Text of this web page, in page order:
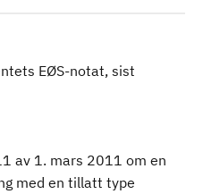
EØS-notat, sist
av 1. mars 2011 om en
med en tillatt type